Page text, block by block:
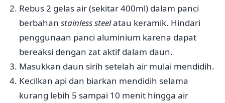
Rebus 2 gelas air (sekitar 400ml) dalam panci
berbahan stainless steelatau keramik. Hindari
penggunaan panci aluminium karena dapat
bereaksi dengan zat aktif dalam daun.
Masukkan daun sirih setelah air mulai mendidih.
Kecilkan api dan biarkan mendidih selama
kurang lebih 5 sampai 10 menit hingga air